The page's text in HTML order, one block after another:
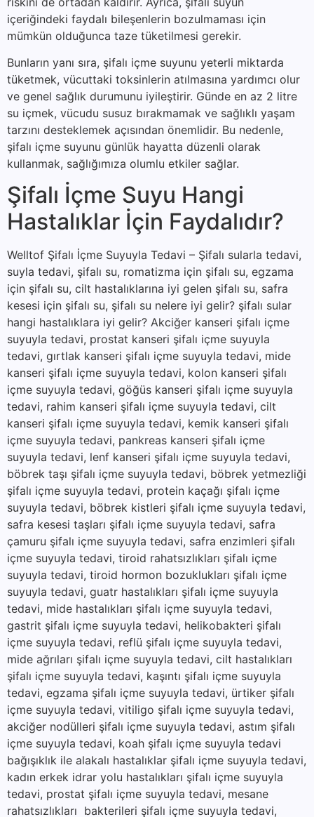
içeriğindeki faydalı bileşenlerin bozulmaması için
mümkün olduğunca taze tüketilmesi gerekir.
Bunların yanı sıra, şifalı içme suyunu yeterli miktarda
tüketmek, vücuttaki toksinlerin atılmasına yardımcı olur
ve genel sağlık durumunu iyileştirir. Günde en az 2 litre
su içmek, vücudu susuz bırakmamak ve sağlıklı yaşam
tarzını desteklemek açısından önemlidir. Bu nedenle,
şifalı içme suyunu günlük hayatta düzenli olarak
kullanmak, sağlığımıza olumlu etkiler sağlar.
Şifalı İçme Suyu Hangi
Hastalıklar İçin Faydalıdır?
Welltof Şifalı İçme Suyuyla Tedavi – Şifalı sularla tedavi,
suyla tedavi, şifalı su, romatizma için şifalı su, egzama
için şifalı su, cilt hastalıklarına iyi gelen şifalı su, safra
kesesi için şifalı su, şifalı su nelere iyi gelir? şifalı sular
hangi hastalıklara iyi gelir? Akciğer kanseri şifalı içme
suyuyla tedavi, prostat kanseri şifalı içme suyuyla
tedavi, gırtlak kanseri şifalı içme suyuyla tedavi, mide
kanseri şifalı içme suyuyla tedavi, kolon kanseri şifalı
içme suyuyla tedavi, göğüs kanseri şifalı içme suyuyla
tedavi, rahim kanseri şifalı içme suyuyla tedavi, cilt
kanseri şifalı içme suyuyla tedavi, kemik kanseri şifalı
içme suyuyla tedavi, pankreas kanseri şifalı içme
suyuyla tedavi, lenf kanseri şifalı içme suyuyla tedavi,
böbrek taşı şifalı içme suyuyla tedavi, böbrek yetmezliği
şifalı içme suyuyla tedavi, protein kaçağı şifalı içme
suyuyla tedavi, böbrek kistleri şifalı içme suyuyla tedavi,
safra kesesi taşları şifalı içme suyuyla tedavi, safra
çamuru şifalı içme suyuyla tedavi, safra enzimleri şifalı
içme suyuyla tedavi, tiroid rahatsızlıkları şifalı içme
suyuyla tedavi, tiroid hormon bozuklukları şifalı içme
suyuyla tedavi, guatr hastalıkları şifalı içme suyuyla
tedavi, mide hastalıkları şifalı içme suyuyla tedavi,
gastrit şifalı içme suyuyla tedavi, helikobakteri şifalı
içme suyuyla tedavi, reflü şifalı içme suyuyla tedavi,
mide ağrıları şifalı içme suyuyla tedavi, cilt hastalıkları
şifalı içme suyuyla tedavi, kaşıntı şifalı içme suyuyla
tedavi, egzama şifalı içme suyuyla tedavi, ürtiker şifalı
içme suyuyla tedavi, vitiligo şifalı içme suyuyla tedavi,
akciğer nodülleri şifalı içme suyuyla tedavi, astım şifalı
içme suyuyla tedavi, koah şifalı içme suyuyla tedavi
bağışıklık ile alakalı hastalıklar şifalı içme suyuyla tedavi,
kadın erkek idrar yolu hastalıkları şifalı içme suyuyla
tedavi, prostat şifalı içme suyuyla tedavi, mesane
rahatsızlıkları bakterileri şifalı içme suyuyla tedavi,